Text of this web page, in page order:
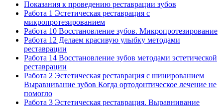
Показания к проведению реставрации зубов
Работа 1 Эстетическая реставрация с
микропротезированием
Работа 10 Восстановление зубов. Микропротезирование
Работа 12 Делаем красивую улыбку методами
реставрации
Работа 14 Восстановление зубов методами эстетической
реставрации
Работа 2 Эстетическая реставрация с шинированием
Выравнивание зубов Когда ортодонтическое лечение не
помогло
Работа 3 Эстетическая реставрация. Выравнивание